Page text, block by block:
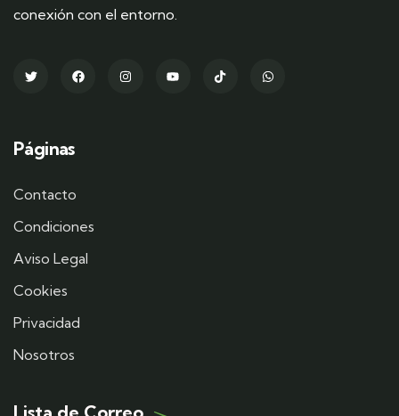
conexión con el entorno.
Páginas
Contacto
Condiciones
Aviso Legal
Cookies
Privacidad
Nosotros